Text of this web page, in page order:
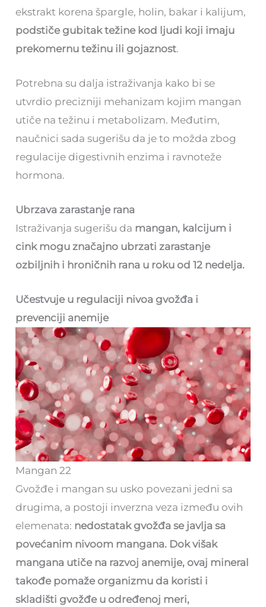
ekstrakt korena špargle, holin, bakar i kalijum,
podstiče gubitak težine kod ljudi koji imaju
prekomernu težinu ili gojaznost.
Potrebna su dalja istraživanja kako bi se
utvrdio precizniji mehanizam kojim mangan
utiče na težinu i metabolizam. Međutim,
naučnici sada sugerišu da je to možda zbog
regulacije digestivnih enzima i ravnoteže
hormona.
Ubrzava zarastanje rana
Istraživanja sugerišu da mangan, kalcijum i
cink mogu značajno ubrzati zarastanje
ozbiljnih i hroničnih rana u roku od 12 nedelja.
Učestvuje u regulaciji nivoa gvožđa i
prevenciji anemije
Mangan 22
Gvožđe i mangan su usko povezani jedni sa
drugima, a postoji inverzna veza između ovih
elemenata: nedostatak gvožđa se javlja sa
povećanim nivoom mangana. Dok višak
mangana utiče na razvoj anemije, ovaj mineral
takođe pomaže organizmu da koristi i
skladišti gvožđe u određenoj meri,